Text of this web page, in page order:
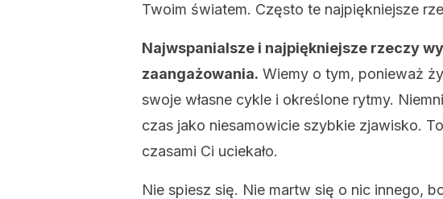
Twoim światem. Często te najpiękniejsze
Najwspanialsze i najpiękniejsze rzeczy
zaangażowania. Wiemy o tym, ponieważ
swoje własne cykle i określone rytmy.
czas jako niesamowicie szybkie zjawisko.
czasami Ci uciekało.
Nie spiesz się. Nie martw się o nic innego,